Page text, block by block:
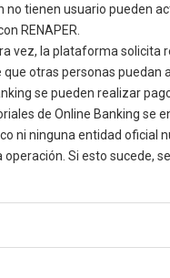
no tienen usuario pueden
RENAPER.
vez, la plataforma solicita
otras personas puedan
se pueden realizar
de Online Banking se
ni ninguna entidad oficial
operación. Si esto sucede,